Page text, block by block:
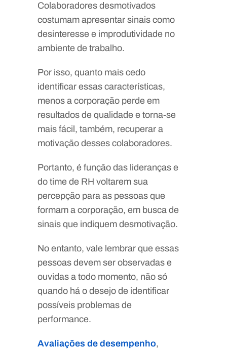
Colaboradores desmotivados
costumam apresentar sinais como
desinteresse e improdutividade no
ambiente de trabalho.
Por isso, quanto mais cedo
identificar essas características,
menos a corporação perde em
resultados de qualidade e torna-se
mais fácil, também, recuperar a
motivação desses colaboradores.
Portanto, é função das lideranças e
do time de RH voltarem sua
percepção para as pessoas que
formam a corporação, em busca de
sinais que indiquem desmotivação.
No entanto, vale lembrar que essas
pessoas devem ser observadas e
ouvidas a todo momento, não só
quando há o desejo de identificar
possíveis problemas de
performance.
Avaliações de desempenho,